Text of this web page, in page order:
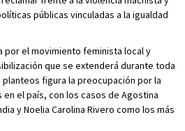
públicas vinculadas a la igualdad
por el movimiento feminista local y
que se extenderá durante toda
figura la preocupación por la
el país, con los casos de Agostina
y Noelia Carolina Rivero como los más